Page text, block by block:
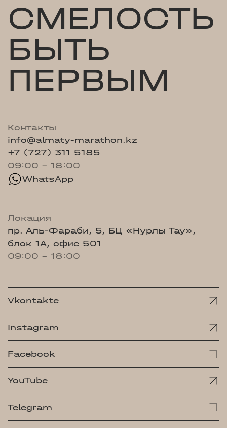
СМЕЛОСТЬ
БЫТЬ
ПЕРВЫМ
Контакты
info@almaty-marathon.kz
+7 (727) 311 5185
09:00 - 18:00
WhatsApp
Локация
пр. Аль-Фараби, 5, БЦ «Нурлы Тау»,
блок 1А, офис 501
09:00 - 18:00
Vkontakte
Instagram
Facebook
YouTube
Telegram